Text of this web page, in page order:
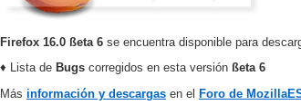
Firefox 16.0 ßeta 6 se encuentra disponible para
♦ Lista de Bugs corregidos en esta versión ßeta 6
Más información y descargas en el Foro de